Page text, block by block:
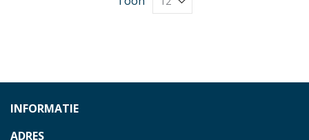
INFORMATIE
ADRES